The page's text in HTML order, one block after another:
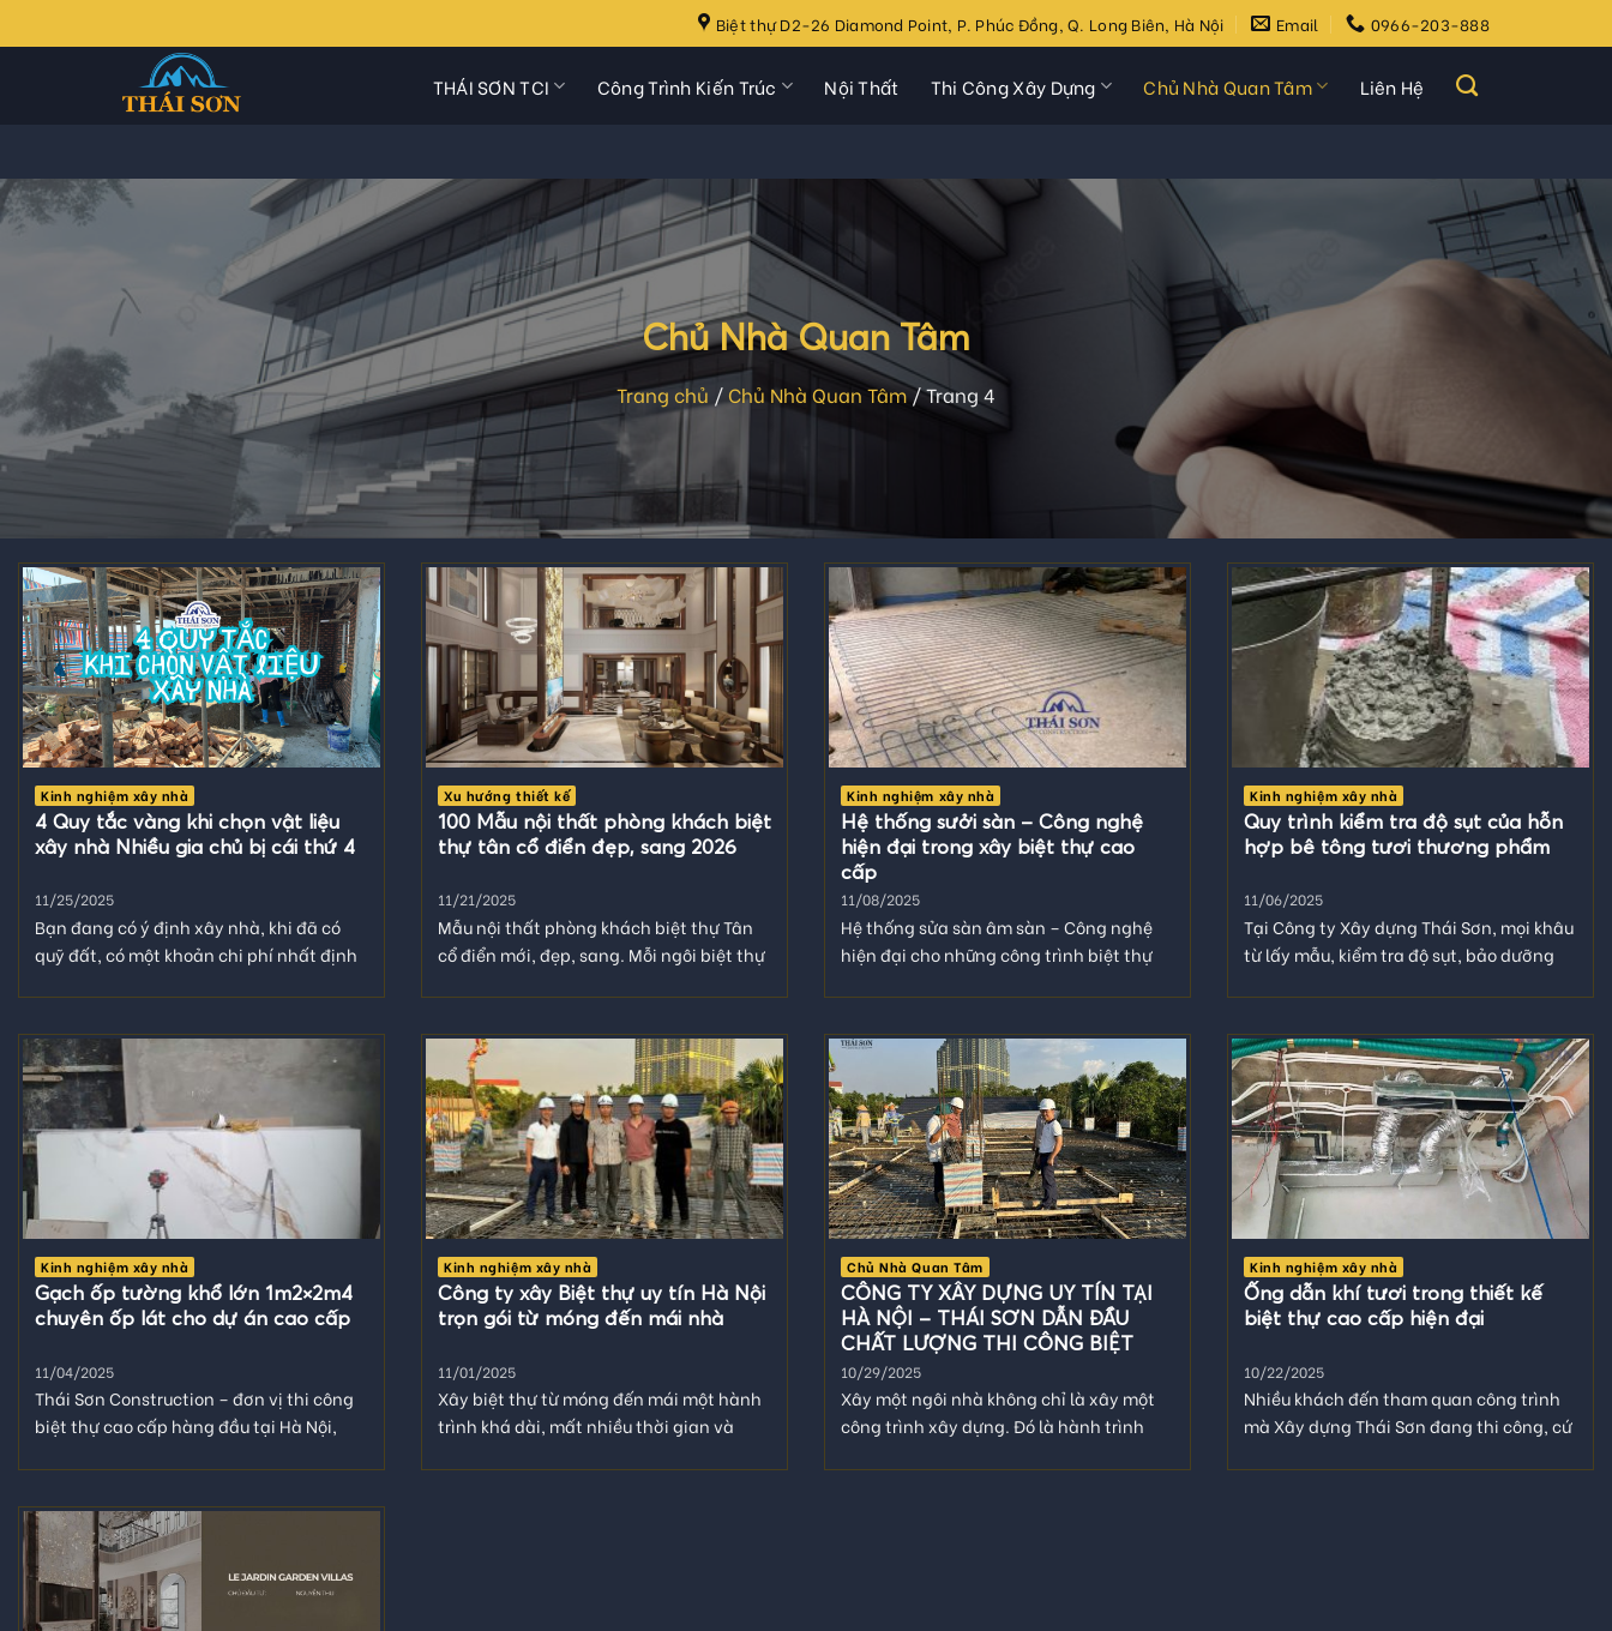
to
Biệt thự D2-26 Diamond Point, P. Phúc Đồng, Q. Long Biên, Hà Nội Email 0966-203-888
THÁI SƠN TCI Công Trình Kiến Trúc Nội Thất Thi Công Xây Dựng Chủ Nhà Quan Tâm Liên Hệ
Chủ Nhà Quan Tâm
Trang chủ / Chủ Nhà Quan Tâm/Trang 4
Kinh nghiệm xây nhà
4 Quy tắc vàng khi chọn vật liệu
xây nhà Nhiều gia chủ bị cái thứ 4
11/25/2025
Bạn đang có ý định xây nhà, khi đã có
quỹ đất, có một khoản chi phí nhất định
Xu hướng thiết kế
100 Mẫu nội thất phòng khách biệt
thự tân cổ điển đẹp, sang 2026
11/21/2025
Mẫu nội thất phòng khách biệt thự Tân
cổ điển mới, đẹp, sang. Mỗi ngôi biệt thự
Kinh nghiệm xây nhà
Hệ thống sưởi sàn – Công nghệ
hiện đại trong xây biệt thự cao
cấp
11/08/2025
Hệ thống sửa sàn âm sàn – Công nghệ
hiện đại cho những công trình biệt thự
Kinh nghiệm xây nhà
Quy trình kiểm tra độ sụt của hỗn
hợp bê tông tươi thương phẩm
11/06/2025
Tại Công ty Xây dựng Thái Sơn, mọi khâu
từ lấy mẫu, kiểm tra độ sụt, bảo dưỡng
Kinh nghiệm xây nhà
Gạch ốp tường khổ lớn 1m2×2m4
chuyên ốp lát cho dự án cao cấp
11/04/2025
Thái Sơn Construction – đơn vị thi công
biệt thự cao cấp hàng đầu tại Hà Nội,
Kinh nghiệm xây nhà
Công ty xây Biệt thự uy tín Hà Nội
trọn gói từ móng đến mái nhà
11/01/2025
Xây biệt thự từ móng đến mái một hành
trình khá dài, mất nhiều thời gian và
Chủ Nhà Quan Tâm
CÔNG TY XÂY DỰNG UY TÍN TẠI
HÀ NỘI – THÁI SƠN DẪN ĐẦU
CHẤT LƯỢNG THI CÔNG BIỆT
THỰ
10/29/2025
Xây một ngôi nhà không chỉ là xây một
công trình xây dựng. Đó là hành trình
Kinh nghiệm xây nhà
Ống dẫn khí tươi trong thiết kế
biệt thự cao cấp hiện đại
10/22/2025
Nhiều khách đến tham quan công trình
mà Xây dựng Thái Sơn đang thi công, cứ